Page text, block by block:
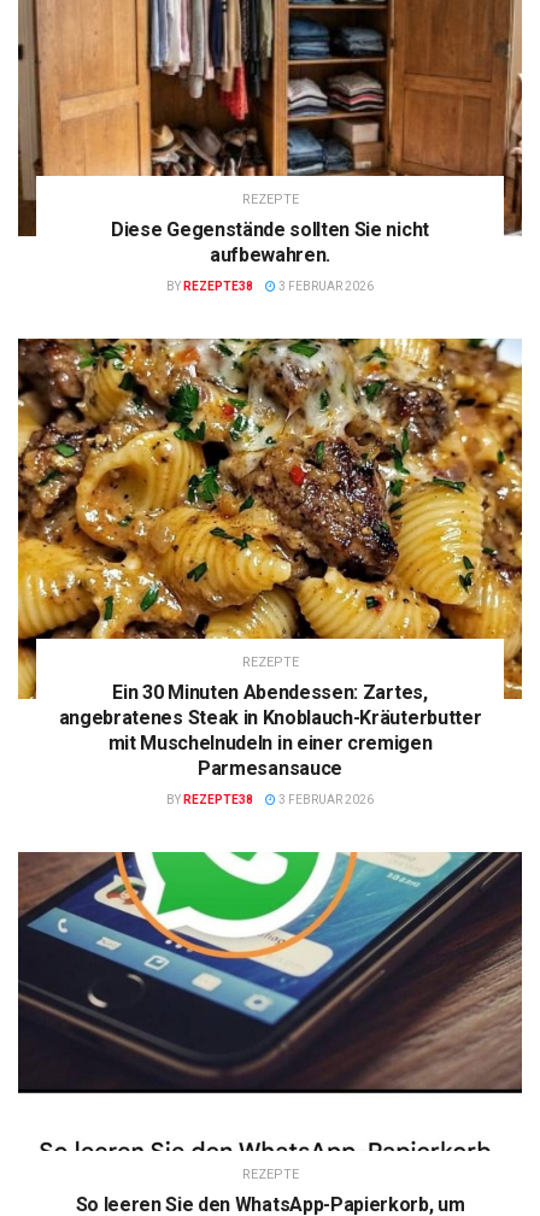
REZEPTE
Diese Gegenstände sollten Sie nicht
aufbewahren.
BY REZEPTE38 3 FEBRUAR 2026
REZEPTE
Ein 30 Minuten Abendessen: Zartes,
angebratenes Steak in Knoblauch-Kräuterbutter
mit Muschelnudeln in einer cremigen
Parmesansauce
BY REZEPTE38 3 FEBRUAR 2026
REZEPTE
So leeren Sie den WhatsApp-Papierkorb, um